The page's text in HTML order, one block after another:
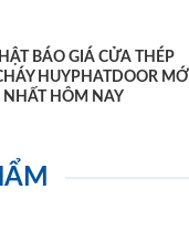
BÁO GIÁ CỬA THÉP
HUYPHATDOOR MỚI
NHẤT HÔM NAY